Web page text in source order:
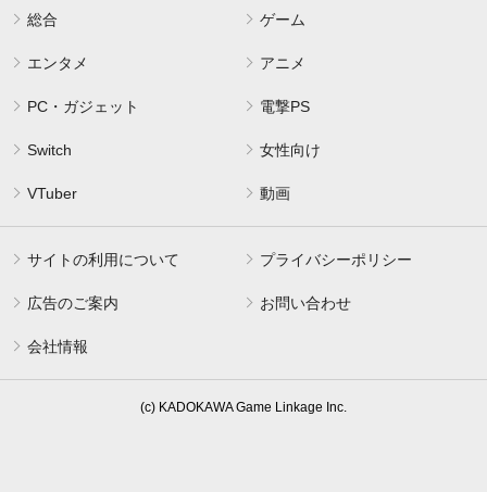
総合 ゲーム
エンタメ アニメ
PC・ガジェット 電撃PS
Switch 女性向け
VTuber 動画
サイトの利用について プライバシーポリシー
広告のご案内 お問い合わせ
会社情報
(c) KADOKAWA Game Linkage Inc.